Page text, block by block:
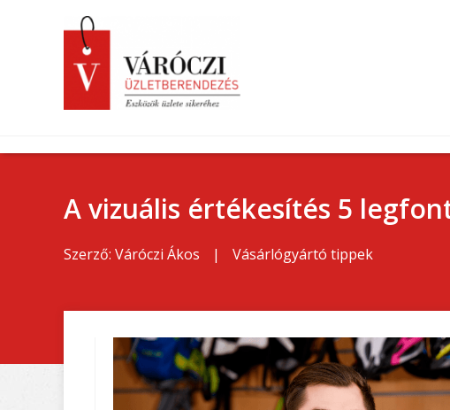
A vizuális értékesítés 5
Szerző: Váróczi Ákos | Vásárlógyártó tippek